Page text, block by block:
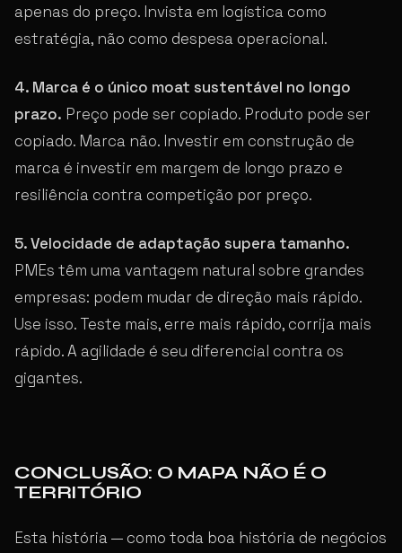
apenas do preço. Invista em logística como
estratégia, não como despesa operacional.
4. Marca é o único moat sustentável no longo
prazo. Preço pode ser copiado. Produto pode ser
copiado. Marca não. Investir em construção de
marca é investir em margem de longo prazo e
resiliência contra competição por preço.
5. Velocidade de adaptação supera tamanho.
PMEs têm uma vantagem natural sobre grandes
empresas: podem mudar de direção mais rápido.
Use isso. Teste mais, erre mais rápido, corrija mais
rápido. A agilidade é seu diferencial contra os
gigantes.
CONCLUSÃO: O MAPA NÃO É O
TERRITÓRIO
Esta história — como toda boa história de negócios